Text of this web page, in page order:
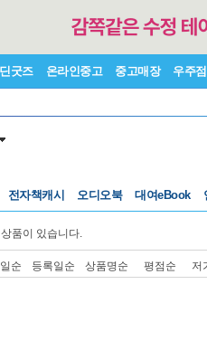
굿즈 온라인중고 중고매장 우주점
전자책캐시 오디오북 대여eBook
품이 있습니다.
순 등록일순 상품명순 평점순 저